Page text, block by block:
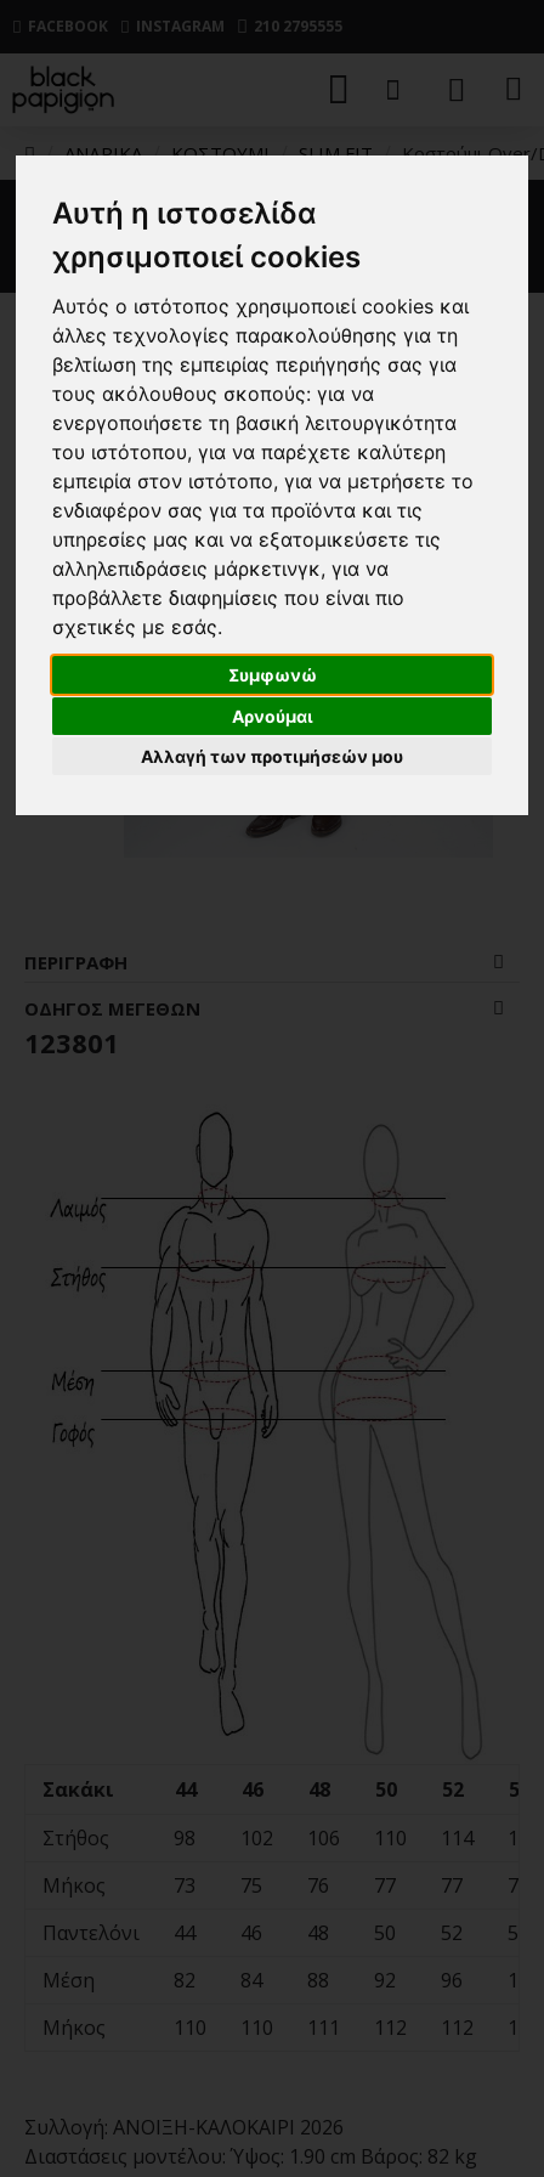
Αυτή η ιστοσελίδα
χρησιμοποιεί cookies
Αυτός ο ιστότοπος χρησιμοποιεί cookies και
άλλες τεχνολογίες παρακολούθησης για τη
βελτίωση της εμπειρίας περιήγησής σας για
τους ακόλουθους σκοπούς:για να
ενεργοποιήσετε τη βασική λειτουργικότητα
του ιστότοπου,για να παρέχετε καλύτερη
εμπειρία στον ιστότοπο,για να μετρήσετε το
ενδιαφέρον σας για τα προϊόντα και τις
υπηρεσίες μας και να εξατομικεύσετε τις
αλληλεπιδράσεις μάρκετινγκ,για να
προβάλλετε διαφημίσεις που είναι πιο
σχετικές με εσάς.
Συμφωνώ
Αρνούμαι
Αλλαγή των προτιμήσεών μου
FACEBOOK INSTAGRAM 210 2795555
ΑΝΔΡΙΚΑ ΚΟΣΤΟΥΜΙ SLIM FIT Κοστούμι Over/
Κοστούμι Over/D ταμπά
ΠΕΡΙΓΡΑΦΉ
ΟΔΗΓΌΣ ΜΕΓΕΘΏΝ
123801
Σακάκι 44 46 48 50 52
54
Στήθος
98 102 106 110 114
118
Μήκος
73 75 76 77 77
78
Παντελόνι
44 46 48 50 52
54
Μέση
82 84 88 92 96
100
Μήκος
110 110 111 112 112 113
Συλλογή: ΑΝΟΙΞΗ-ΚΑΛΟΚΑΙΡΙ 2026
Διαστάσεις μοντέλου: Ύψος: 1.90 cm Βάρος: 82 kg